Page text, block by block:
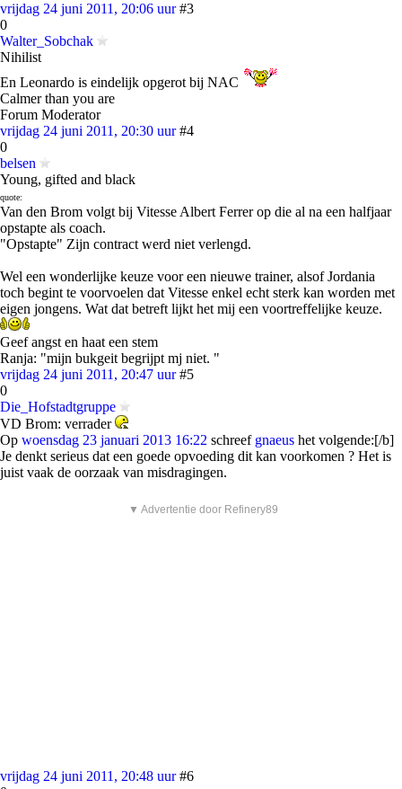
vrijdag 24 juni 2011, 20:06 uur #3
0
Walter_Sobchak
Nihilist
En Leonardo is eindelijk opgerot bij NAC
Calmer than you are
Forum Moderator
vrijdag 24 juni 2011, 20:30 uur #4
0
belsen
Young, gifted and black
quote:
Van den Brom volgt bij Vitesse Albert Ferrer op die al na een halfjaar
opstapte als coach.
"Opstapte" Zijn contract werd niet verlengd.
Wel een wonderlijke keuze voor een nieuwe trainer, alsof Jordania
toch begint te voorvoelen dat Vitesse enkel echt sterk kan worden met
eigen jongens. Wat dat betreft lijkt het mij een voortreffelijke keuze.
Geef angst en haat een stem
Ranja: "mijn bukgeit begrijpt mj niet. "
vrijdag 24 juni 2011, 20:47 uur #5
0
Die_Hofstadtgruppe
VD Brom: verrader
Op woensdag 23 januari 2013 16:22 schreef gnaeus het volgende:[/b]
Je denkt serieus dat een goede opvoeding dit kan voorkomen ? Het is
juist vaak de oorzaak van misdragingen.
▼ Advertentie door Refinery89
vrijdag 24 juni 2011, 20:48 uur #6